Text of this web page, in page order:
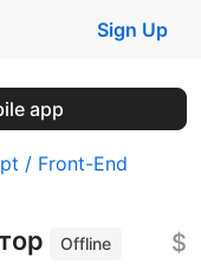
Sign Up
app
/ Front-End
Offline
$